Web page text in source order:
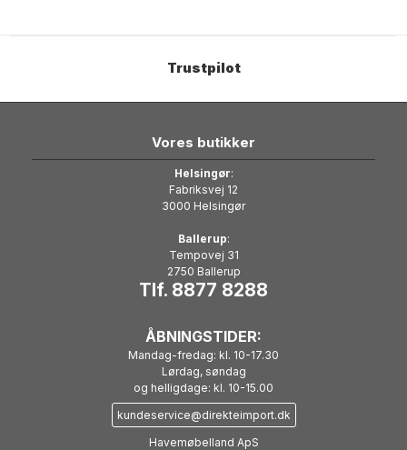
Trustpilot
Vores butikker
Helsingør:
Fabriksvej 12
3000 Helsingør
Ballerup:
Tempovej 31
2750 Ballerup
Tlf. 8877 8288
ÅBNINGSTIDER:
Mandag-fredag: kl. 10-17.30
Lørdag, søndag
og helligdage: kl. 10-15.00
kundeservice@direkteimport.dk
Havemøbelland ApS